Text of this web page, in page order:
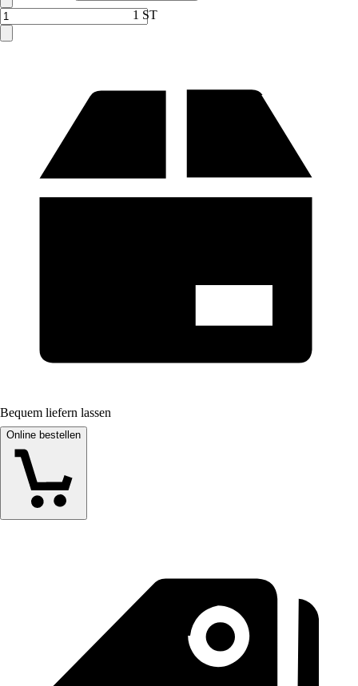
1 ST
Bequem liefern lassen
Online bestellen